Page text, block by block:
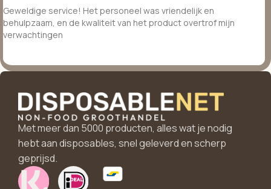
Geweldige service! Het personeel was vriendelijk en
behulpzaam, en de kwaliteit van het product overtrof mijn
verwachtingen
Met meer dan 5000 producten, alles wat je nodig
hebt aan disposables, snel geleverd en scherp
geprijsd.